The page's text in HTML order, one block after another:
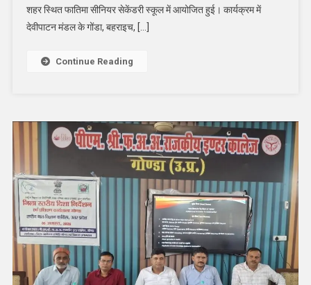
विकसित
शहर स्थित फातिमा सीनियर सेकेंडरी स्कूल में आयोजित हुई। कार्यक्रम में
देवीपाटन मंडल के गोंडा, बहराइच, […]
Continue Reading